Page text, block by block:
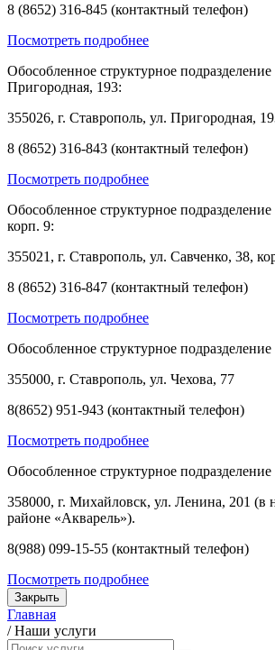
8 (8652) 316-845 (контактный телефон)
Посмотреть подробнее
Обособленное структурное подразделение
Пригородная, 193:
355026, г. Ставрополь, ул. Пригородная,
8 (8652) 316-843 (контактный телефон)
Посмотреть подробнее
Обособленное структурное
корп. 9:
355021, г. Ставрополь, ул. Савченко, 38,
8 (8652) 316-847 (контактный телефон)
Посмотреть подробнее
Обособленное структурное
355000, г. Ставрополь, ул. Чехова, 77
8(8652) 951-943 (контактный телефон)
Посмотреть подробнее
Обособленное структурное
358000, г. Михайловск, ул. Ленина, 201
районе «Акварель»).
8(988) 099-15-55 (контактный телефон)
Посмотреть подробнее
Закрыть
Главная
/ Наши услуги